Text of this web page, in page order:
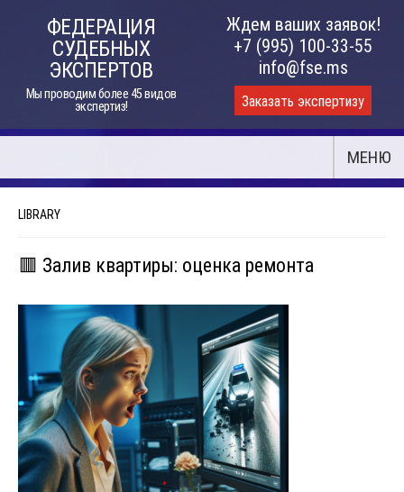
ФЕДЕРАЦИЯ
СУДЕБНЫХ
ЭКСПЕРТОВ
Мы проводим более 45 видов
экспертиз!
Ждем ваших заявок!
+7 (995) 100-33-55
info@fse.ms
Заказать экспертизу
МЕНЮ
LIBRARY
🟥 Залив квартиры: оценка ремонта